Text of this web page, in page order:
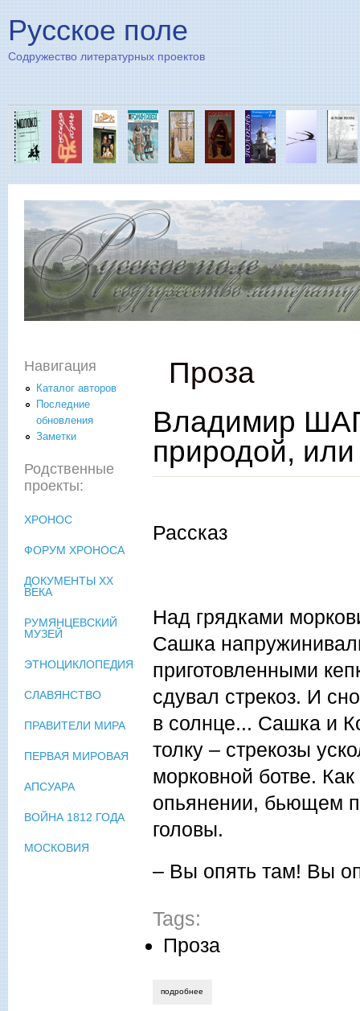
Русское поле
Содружество литературных проектов
Проза
Владимир
природой,
Рассказ
Над грядками
Сашка
приготовленными
сдувал стрекоз. И
в солнце... Сашка и
толку – стрекозы
морковной ботве.
опьянении, бьющем
головы.
– Вы опять там! Вы
Tags:
Проза
подробнее
Навигация
Каталог авторов
Последние
обновления
Заметки
Родственные
проекты:
ХРОНОС
ФОРУМ ХРОНОСА
ДОКУМЕНТЫ XX
ВЕКА
РУМЯНЦЕВСКИЙ
МУЗЕЙ
ЭТНОЦИКЛОПЕДИЯ
СЛАВЯНСТВО
ПРАВИТЕЛИ МИРА
ПЕРВАЯ МИРОВАЯ
АПСУАРА
ВОЙНА 1812 ГОДА
МОСКОВИЯ